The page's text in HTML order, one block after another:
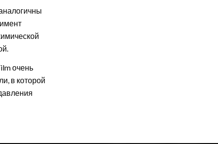
очень
в которой